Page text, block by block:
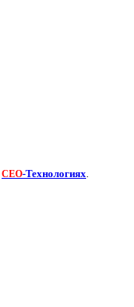
СЕО-Технологиях.